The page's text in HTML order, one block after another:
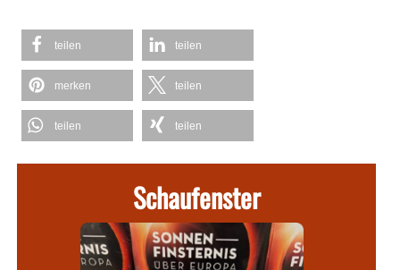
teilen teilen
merken teilen
teilen teilen
Schaufenster